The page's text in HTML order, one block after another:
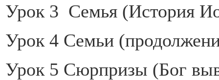
Урок 3 Семья (История
Урок 4 Семьи
Урок 5 Сюрпризы (Бог